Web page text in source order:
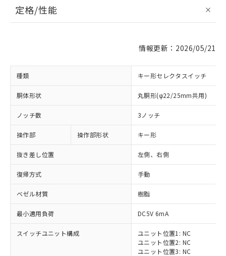
定格/性能
情報更新：2026/05/21
種類 キー形セレクタスイッチ
胴体形状 丸胴形(φ22/25mm共用)
ノッチ数 3ノッチ
操作部 操作部形状 キー形
抜き差し位置 左側、右側
復帰方式 手動
ベゼル材質 樹脂
最小適用負荷 DC5V 6mA
スイッチユニット構成
ユニット位置1: NC
ユニット位置2: NC
ユニット位置3: NC